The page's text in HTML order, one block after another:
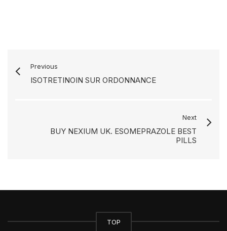
Previous
ISOTRETINOIN SUR ORDONNANCE
Next
BUY NEXIUM UK. ESOMEPRAZOLE BEST
PILLS
TOP